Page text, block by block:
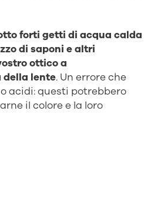
forti getti di acqua calda
di saponi e altri
ottico a
della lente. Un errore che
acidi: questi potrebbero
il colore e la loro